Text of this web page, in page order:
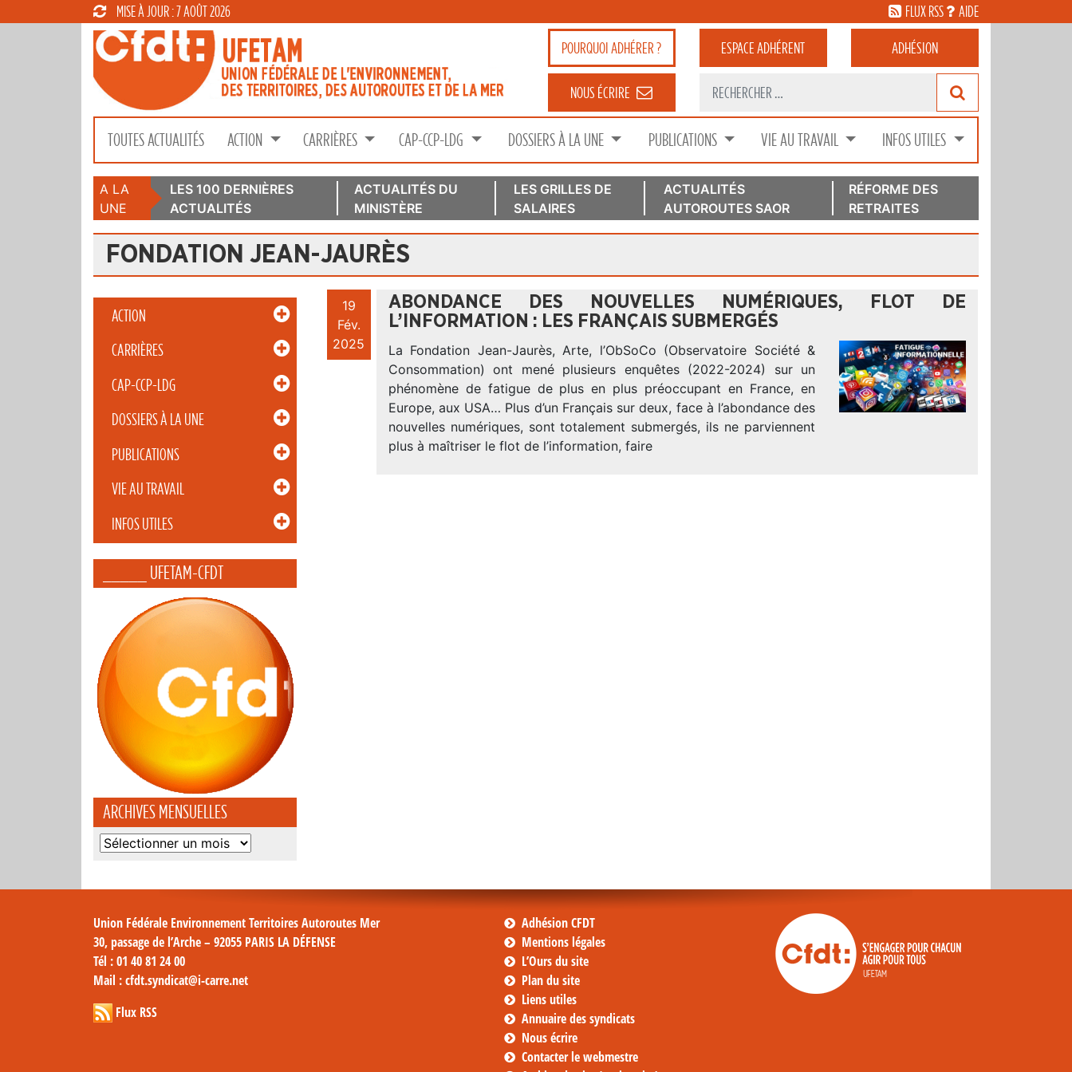
MISE À JOUR : 7 AOÛT 2026 FLUX RSS AIDE
POURQUOIADHÉRER ? ESPACEADHÉRENT ADHÉSION
NOUS ÉCRIRE
TOUTES ACTUALITÉS ACTION CARRIÈRES CAP-CCP-LDG DOSSIERS À LA UNE PUBLICATIONS VIE AU TRAVAIL INFOS UTILES
A LA
UNE
LES 100 DERNIÈRES
ACTUALITÉS
ACTUALITÉS DU
MINISTÈRE
LES GRILLES DE
SALAIRES
ACTUALITÉS
AUTOROUTES SAOR
RÉFORME DES
RETRAITES
FONDATION JEAN-JAURÈS
ACTION
CARRIÈRES
CAP-CCP-LDG
DOSSIERS À LA UNE
PUBLICATIONS
VIE AU TRAVAIL
INFOS UTILES
_____ UFETAM-CFDT
ARCHIVES MENSUELLES
Archives
19
Fév.
2025
ABONDANCE DES NOUVELLES NUMÉRIQUES, FLOT DE
L’INFORMATION : LES FRANÇAIS SUBMERGÉS
La Fondation Jean-Jaurès, Arte, l’ObSoCo (Observatoire Société &
Consommation) ont mené plusieurs enquêtes (2022-2024) sur un
phénomène de fatigue de plus en plus préoccupant en France, en
Europe, aux USA… Plus d’un Français sur deux, face à l’abondance des
nouvelles numériques, sont totalement submergés, ils ne parviennent
plus à maîtriser le flot de l’information, faire
Union Fédérale Environnement Territoires Autoroutes Mer
30, passage de l’Arche – 92055 PARIS LA DÉFENSE
Tél : 01 40 81 24 00
Mail : cfdt.syndicat@i-carre.net
Flux RSS
Adhésion CFDT
Mentions légales
L’Ours du site
Plan du site
Liens utiles
Annuaire des syndicats
Nous écrire
Contacter le webmestre